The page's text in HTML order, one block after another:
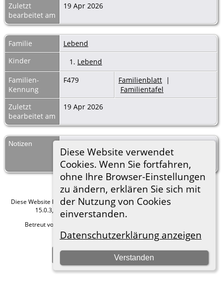
Diese Website verwendet
Cookies. Wenn Sie fortfahren,
ohne Ihre Browser-Einstellungen
zu ändern, erklären Sie sich mit
der Nutzung von Cookies
einverstanden.
Datenschutzerklärung anzeigen
Verstanden
Zuletzt
bearbeitet am
19 Apr 2026
Familie
Lebend
Kinder
1. Lebend
Familien-
Kennung
F479 Familienblatt |
Familientafel
Zuletzt
bearbeitet am
19 Apr 2026
Notizen
lebende Person verknüpft - Details werden
aus Datenschutzgründen nicht angezeigt.
Diese Website läuft mit The Next Generation of Genealogy Sitebuilding
15.0.3, programmiert von Darrin Lythgoe © 2001-2026.
Betreut von
Hier geht es zum Impressum
Zur Desktop-Webseite wechseln